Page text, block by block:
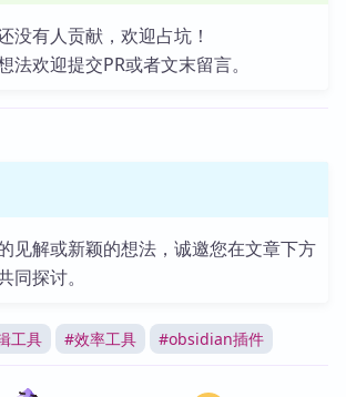
没有人贡献，欢迎占坑！
法欢迎提交PR或者文末留言。
见解或新颖的想法，诚邀您在文章下方
同探讨。
工具 #效率工具 #obsidian插件